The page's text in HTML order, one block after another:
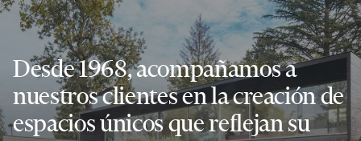
Desde 1968, acompañamos a
nuestros clientes en la creación de
espacios únicos que reflejan su